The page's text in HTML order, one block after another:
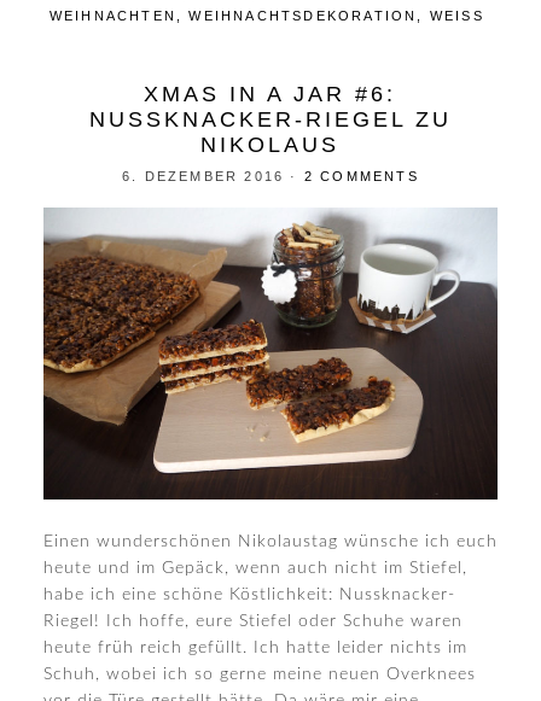
WEIHNACHTEN
,WEIHNACHTSDEKORATION WEISS
XMAS IN A JAR #6:
NUSSKNACKER-RIEGEL ZU
NIKOLAUS
6. DEZEMBER 2016 · 2 COMMENTS
Einen wunderschönen Nikolaustag wünsche ich euch
heute und im Gepäck, wenn auch nicht im Stiefel,
habe ich eine schöne Köstlichkeit: Nussknacker-
Riegel! Ich hoffe, eure Stiefel oder Schuhe waren
heute früh reich gefüllt. Ich hatte leider nichts im
Schuh, wobei ich so gerne meine neuen Overknees